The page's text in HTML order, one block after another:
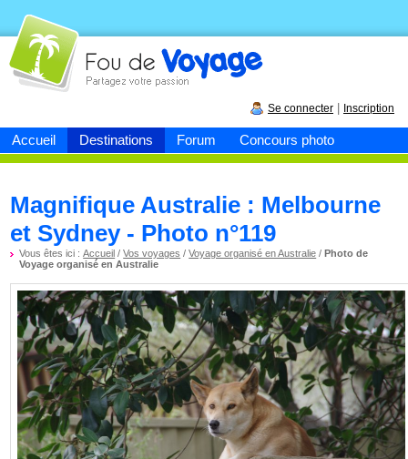
Accueil Destinations Forum Concours photo
Fou devoyage
Se connecter Inscription
Magnifique Australie : Melbourne
et Sydney - Photo n°119
Vous êtes ici :Accueil /Vos voyages /Voyage organisé en Australie /Photo de
Voyage organisé en Australie